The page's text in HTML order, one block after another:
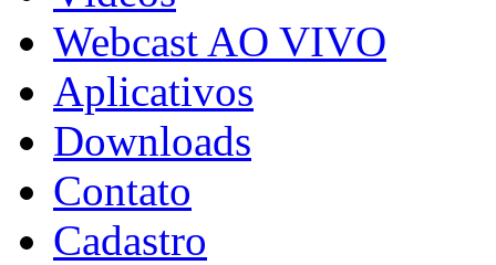
Webcast AO VIVO
Aplicativos
Downloads
Contato
Cadastro